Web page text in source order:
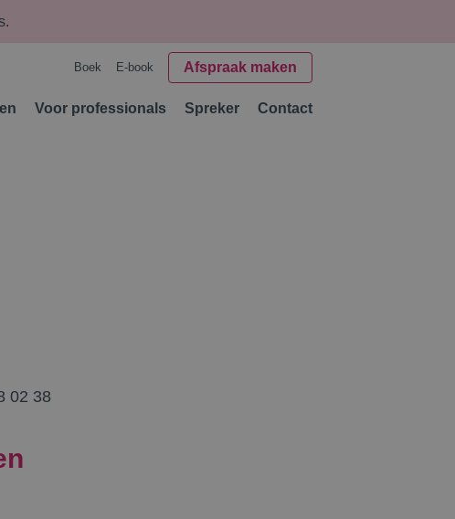
Boek E-book Afspraak maken
Voor professionals Spreker Contact
02 38